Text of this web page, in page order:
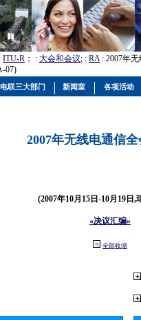
: ITU-R ； : 大会和会议; : RA: 2007年
07)
2007年无线电通信
(2007年10月15日-10月19日,
«决议汇编»
全部收缩
联三大部门 新闻室 各项活动